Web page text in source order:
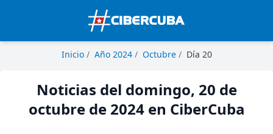
Inicio / Año 2024 / Octubre / Día 20
Noticias del domingo, 20 de
octubre de 2024 en CiberCuba